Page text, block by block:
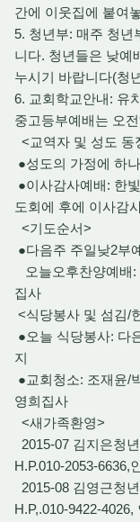
간에 이웃집에 붙여
5. 청년부: 매주 청년
니다. 청년들은 낮예
누시기 바랍니다(청
6. 교회학교안내: 유
중고등부예배는 오
<교역자 및 성도 동
●성도의 가정에 하
●이사감사예배: 한
도회에 후에 이사감
<기도순서>
●다음주 주일낮2부
오늘오후찬양예배:
집사
<식당봉사 및 섬김/
●오늘 식당봉사: 다
지
●교회청소: 조재윤/
영희집사
<새가족환영>
2015-07 김지은청
H.P.010-2053-6636,
2015-08 김영근청
H.P,.010-9422-